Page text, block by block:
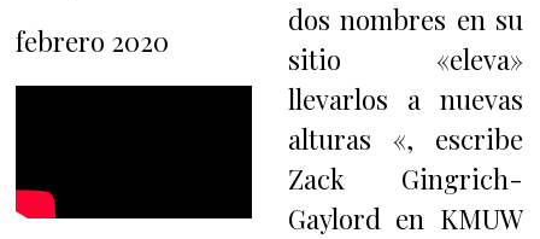
febrero 2020
dos nombres en su
sitio «eleva»
llevarlos a nuevas
alturas «, escribe
Zack Gingrich-
Gaylord en KMUW